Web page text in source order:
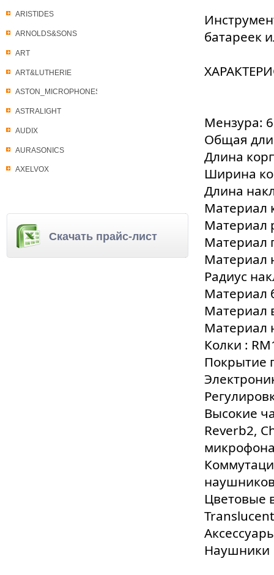
ARISTIDES
ARNOLDS&SONS
ART
ART&LUTHERIE
ASTON_MICROPHONES
ASTRALIGHT
AUDIX
AURASONICS
AXELVOX
Скачать прайс-лист
батареек
Мензура:
Общая
Длина
Ширина
Длина
Материал
Материал
Материал
Материал
Радиус
Материал
Материал
Материал
Колки :
Покрытие
Высокие
Reverb2,
Цветовые
Наушники